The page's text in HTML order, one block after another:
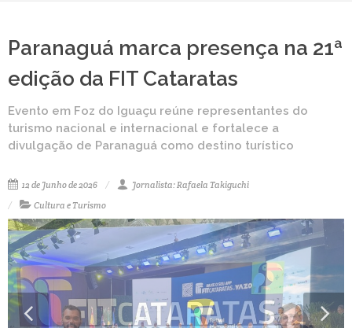
Paranaguá marca presença na 21ª
edição da FIT Cataratas
Evento em Foz do Iguaçu reúne representantes do
turismo nacional e internacional e fortalece a
divulgação de Paranaguá como destino turístico
12 de Junho de 2026
Jornalista: Rafaela Takiguchi
Cultura e Turismo